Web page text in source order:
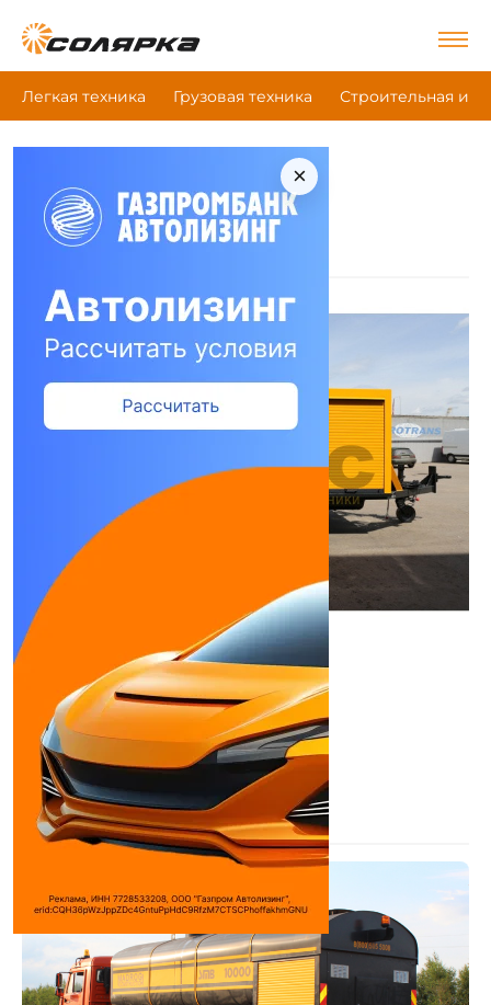
Легкая техника Грузовая техника Строительная и
×
Главная
Техника Madrog
Автогудронатор(1)
Madrog SM2000
Цистерна
Тип двигателя:Дизельный двигатель ...
Объем:2 м³
Борт (из чего):Сталь
Длина:4,85 м
Высота:2500 мм